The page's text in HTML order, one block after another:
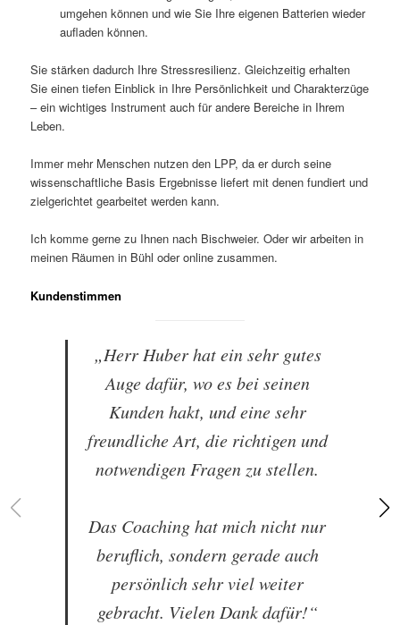
umgehen können und wie Sie Ihre eigenen Batterien wieder
aufladen können.
Sie stärken dadurch Ihre Stressresilienz. Gleichzeitig erhalten
Sie einen tiefen Einblick in Ihre Persönlichkeit und Charakterzüge
– ein wichtiges Instrument auch für andere Bereiche in Ihrem
Leben.
Immer mehr Menschen nutzen den LPP, da er durch seine
wissenschaftliche Basis Ergebnisse liefert mit denen fundiert und
zielgerichtet gearbeitet werden kann.
Ich komme gerne zu Ihnen nach Bischweier. Oder wir arbeiten in
meinen Räumen in Bühl oder online zusammen.
Kundenstimmen
„Herr Huber hat ein sehr gutes
Auge dafür, wo es bei seinen
Kunden hakt, und eine sehr
freundliche Art, die richtigen und
notwendigen Fragen zu stellen.
Das Coaching hat mich nicht nur
beruflich, sondern gerade auch
persönlich sehr viel weiter
gebracht. Vielen Dank dafür!“